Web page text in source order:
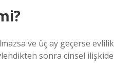
ve üç ay geçerse
sonra cinsel